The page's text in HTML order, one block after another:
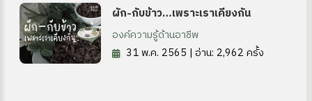
ผัก-กับข้าว…เพราะเราเคียงกัน
องค์ความรู้ด้านอาชีพ
31 พ.ค. 2565 | อ่าน: 2,962 ครั้ง